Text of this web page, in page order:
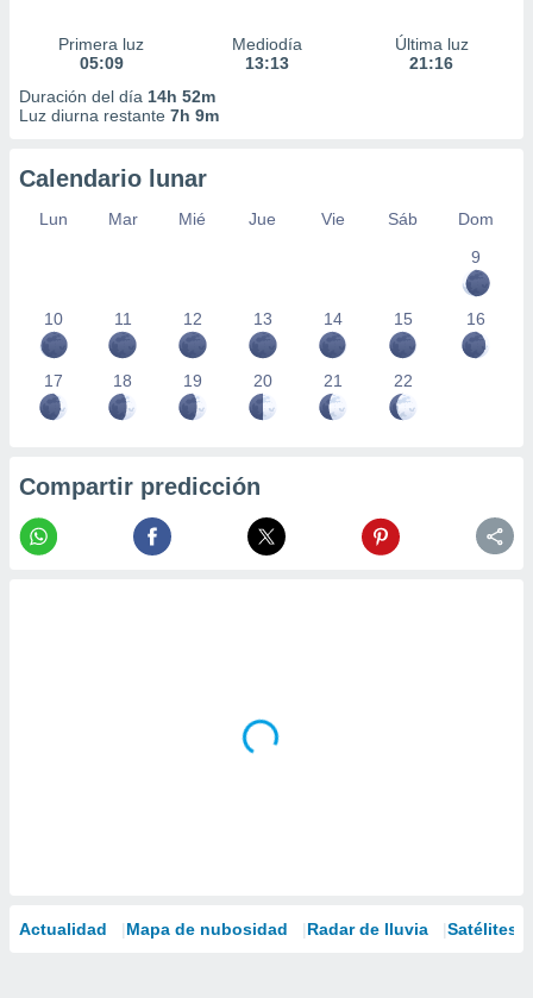
Primera luz
05:09
Mediodía
13:13
Última luz
21:16
Duración del día 14h 52m
Luz diurna restante 7h 9m
Calendario lunar
Lun Mar Mié Jue Vie Sáb
Dom
9
10 11 12 13 14 15 16
17 18 19 20 21 22
Compartir predicción
Actualidad Mapa de nubosidad Radar de lluvia Satélites